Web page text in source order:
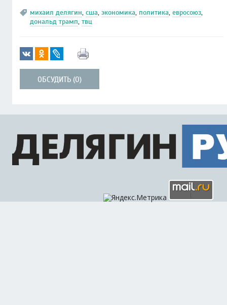
михаил делягин, сша, экономика, политика, евросоюз,
дональд трамп, твц
ОБСУДИТЬ (0)